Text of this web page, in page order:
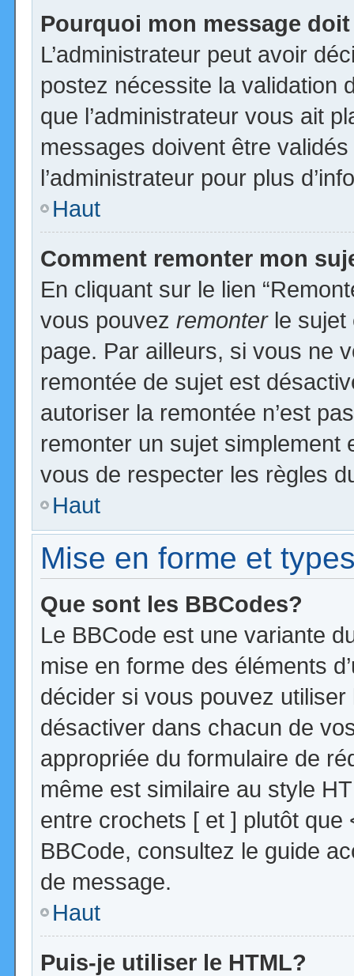
Pourquoi mon message
L’administrateur peut avoir
postez nécessite la validation
que l’administrateur vous ait
messages doivent être
l’administrateur pour plus
Haut
Comment remonter mon
En cliquant sur le lien
vous pouvez remonterle sujet
page. Par ailleurs, si vous ne
remontée de sujet est
autoriser la remontée n’est
remonter un sujet
vous de respecter les règles
Haut
Mise en forme et
Que sont les BBCodes?
Le BBCode est une variante
mise en forme des éléments
décider si vous pouvez
désactiver dans chacun de
appropriée du formulaire de
même est similaire au style
entre crochets [ et ] plutôt que
BBCode, consultez le guide
de message.
Haut
Puis-je utiliser le HTML?